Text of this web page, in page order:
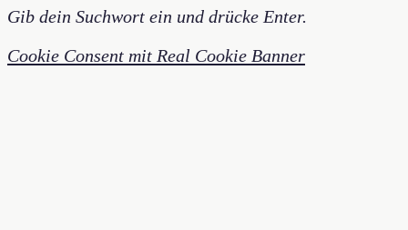
Gib dein Suchwort ein und drücke Enter.
Cookie Consent mit Real Cookie Banner